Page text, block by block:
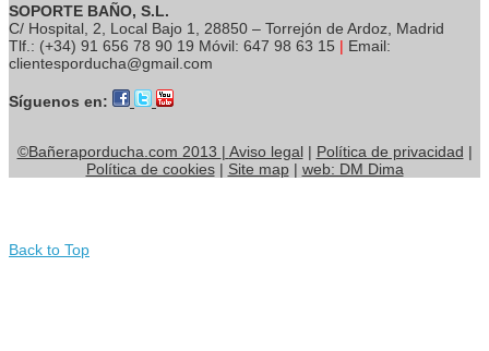
SOPORTE BAÑO, S.L.
C/ Hospital, 2, Local Bajo 1, 28850 – Torrejón de Ardoz, Madrid
Tlf.: (+34) 91 656 78 90 19 Móvil: 647 98 63 15 | Email:
clientesporducha@gmail.com
Síguenos en:
©Bañeraporducha.com 2013 | Aviso legal | Política de privacidad |
Política de cookies | Site map | web: DM Dima
Back to Top